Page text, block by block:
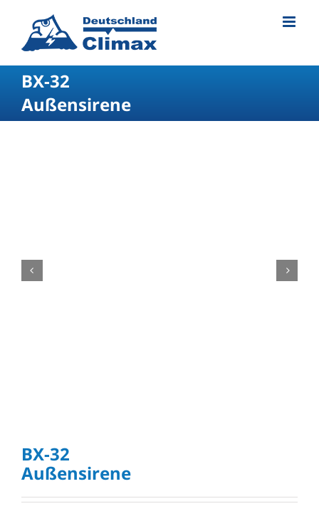
BX-32
Außensirene
BX-32
Außensirene